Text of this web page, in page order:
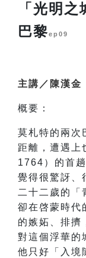
「光明
巴黎ep09
主講／陳漢金
概要：
莫札特的兩次
距離，遭遇上
1764）的首
覺得很驚訝、
二十二歲的「
卻在啓蒙時代
的嫉妬、排擠
對這個浮華的
他只好「入境